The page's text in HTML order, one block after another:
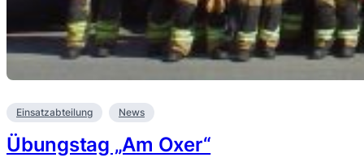
Einsatzabteilung News
Übungstag „Am Oxer“